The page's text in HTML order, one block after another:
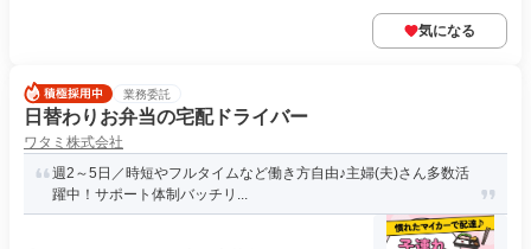
気になる
業務委託
日替わりお弁当の宅配ドライバー
ワタミ株式会社
週2～5日／時短やフルタイムなど働き方自由♪主婦(夫)さん多数活
躍中！サポート体制バッチリ...